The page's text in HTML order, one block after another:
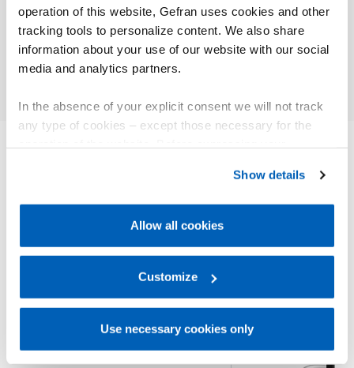
operation of this website, Gefran uses cookies and other
tracking tools to personalize content. We also share
information about your use of our website with our social
media and analytics partners.
In the absence of your explicit consent we will not track
any type of cookies – except those necessary for the
Gefran - Cookie
policy.
regarding processing of personal data, at the following
Gefran - Privacy Policy.
Show details
Allow all cookies
Customize
Use necessary cookies only
Approfondir
Vous pourriez être intéressé par